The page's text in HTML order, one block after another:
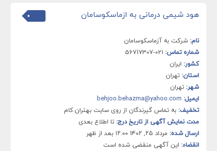
هود شیمی درمانی به ازماسکوسامان
نام: شرکت به آزماسکوسامان
شماره تماس:
کشور: ایران
استان: تهران
شهر: تهران
ایمیل: behjoo.behazma@yahoo.com
تخفیف: به تماس گیرندگان از روی سایت بهتران.کام
مدت نمایش آگهی از تاریخ درج: تا اطلاع بعدی
ارسال شده: مرداد ۲۵, ۱۴۰۲ ۱۲:۰۰ بعد از ظهر
انقضاء: این آگهی منقضی شده است